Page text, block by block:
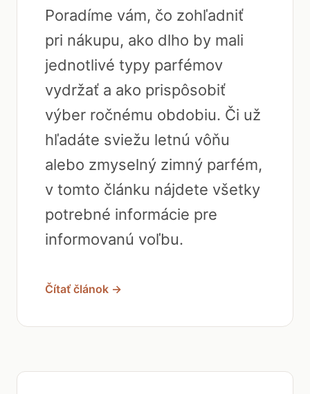
Poradíme vám, čo zohľadniť
pri nákupu, ako dlho by mali
jednotlivé typy parfémov
vydržať a ako prispôsobiť
výber ročnému obdobiu. Či už
hľadáte sviežu letnú vôňu
alebo zmyselný zimný parfém,
v tomto článku nájdete všetky
potrebné informácie pre
informovanú voľbu.
Čítať článok →